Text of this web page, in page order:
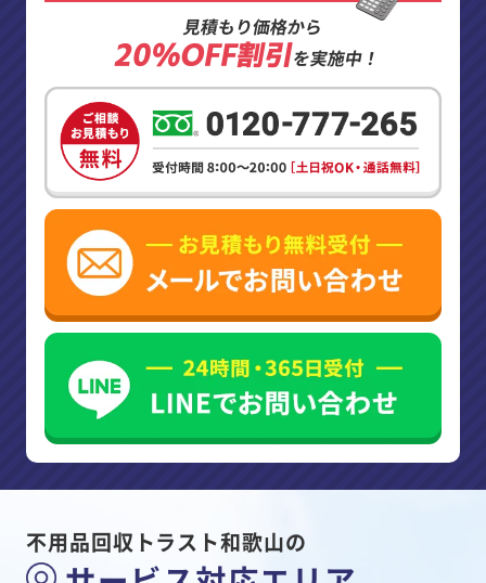
見積もり価格から
20%OFF割引を実施中！
不用品回収トラスト和歌山の